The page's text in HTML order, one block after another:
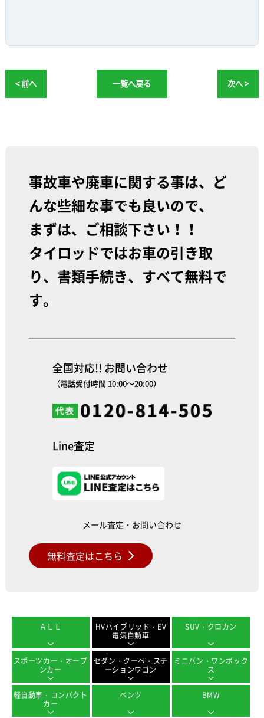
< 前へ 一覧へ戻る 次へ >
事故車や廃車に関する事は、ど
んな些細な事でも良いので、
まずは、ご相談下さい！！
タイロッドではお車の引き取
り、書類手続き、すべて無料で
す。
全国対応!! お問い合わせ
（電話受付時間 10:00～20:00）
Line査定
メール査定・お問い合わせ
無料査定はこちら
ＡＬＬ
HVハイブリッド・EV
電気自動車
SUV・クロカン
スポーツカー・オープ
ンカー
セダン・クーペ・ステ
ーションワゴン
ミニバン・ワンボック
ス
軽自動車・コンパクト
カー
ベンツ BMW